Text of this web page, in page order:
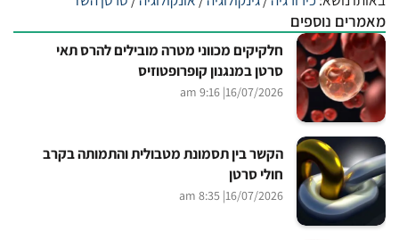
מאמרים נוספים
חלקיקים מכווני מטרה מובילים להרס תאי
סרטן במנגנון קופרופטוזיס
16/07/2026
| 9:16 am
הקשר בין תסמונת מטבולית והתמותה בקרב
חולי סרטן
16/07/2026
| 8:35 am